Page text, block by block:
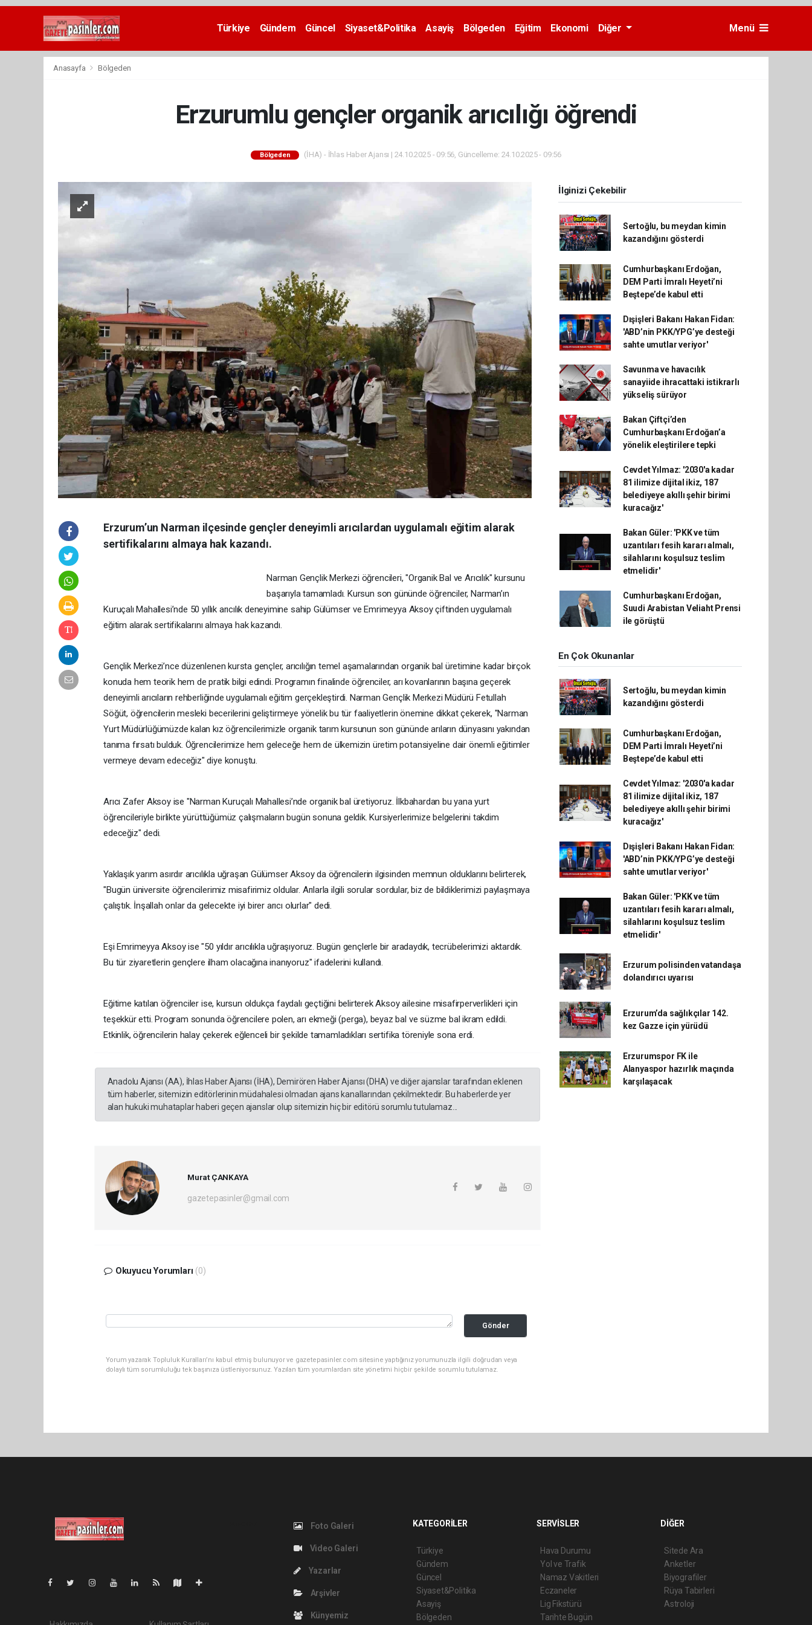
Deneme
Türkiye Gündem Güncel Siyaset&Politika Asayiş Bölgeden Eğitim Ekonomi Diğer Menü
Anasayfa Bölgeden
Erzurumlu gençler organik arıcılığı öğrendi
Bölgeden (İHA) - İhlas Haber Ajansı | 24.10.2025 - 09:56, Güncelleme: 24.10.2025 - 09:56
Erzurum’un Narman ilçesinde gençler deneyimli arıcılardan uygulamalı eğitim alarak
sertifikalarını almaya hak kazandı.
Narman Gençlik Merkezi öğrencileri, "Organik Bal ve Arıcılık" kursunu
başarıyla tamamladı. Kursun son gününde öğrenciler, Narman’ın
Kuruçalı Mahallesi’nde 50 yıllık arıcılık deneyimine sahip Gülümser ve Emrimeyya Aksoy çiftinden uygulamalı
eğitim alarak sertifikalarını almaya hak kazandı.
Gençlik Merkezi’nce düzenlenen kursta gençler, arıcılığın temel aşamalarından organik bal üretimine kadar birçok
konuda hem teorik hem de pratik bilgi edindi. Programın finalinde öğrenciler, arı kovanlarının başına geçerek
deneyimli arıcıların rehberliğinde uygulamalı eğitim gerçekleştirdi. Narman Gençlik Merkezi Müdürü Fetullah
Söğüt, öğrencilerin mesleki becerilerini geliştirmeye yönelik bu tür faaliyetlerin önemine dikkat çekerek, "Narman
Yurt Müdürlüğümüzde kalan kız öğrencilerimizle organik tarım kursunun son gününde arıların dünyasını yakından
tanıma fırsatı bulduk. Öğrencilerimize hem geleceğe hem de ülkemizin üretim potansiyeline dair önemli eğitimler
vermeye devam edeceğiz" diye konuştu.
Arıcı Zafer Aksoy ise "Narman Kuruçalı Mahallesi’nde organik bal üretiyoruz. İlkbahardan bu yana yurt
öğrencileriyle birlikte yürüttüğümüz çalışmaların bugün sonuna geldik. Kursiyerlerimize belgelerini takdim
edeceğiz" dedi.
Yaklaşık yarım asırdır arıcılıkla uğraşan Gülümser Aksoy da öğrencilerin ilgisinden memnun olduklarını belirterek,
"Bugün üniversite öğrencilerimiz misafirimiz oldular. Arılarla ilgili sorular sordular, biz de bildiklerimizi paylaşmaya
çalıştık. İnşallah onlar da gelecekte iyi birer arıcı olurlar" dedi.
Eşi Emrimeyya Aksoy ise "50 yıldır arıcılıkla uğraşıyoruz. Bugün gençlerle bir aradaydık, tecrübelerimizi aktardık.
Bu tür ziyaretlerin gençlere ilham olacağına inanıyoruz" ifadelerini kullandı.
Eğitime katılan öğrenciler ise, kursun oldukça faydalı geçtiğini belirterek Aksoy ailesine misafirperverlikleri için
teşekkür etti. Program sonunda öğrencilere polen, arı ekmeği (perga), beyaz bal ve süzme bal ikram edildi.
Etkinlik, öğrencilerin halay çekerek eğlenceli bir şekilde tamamladıkları sertifika töreniyle sona erdi.
Anadolu Ajansı (AA), İhlas Haber Ajansı (İHA), Demirören Haber Ajansı (DHA) ve diğer ajanslar tarafından eklenen
tüm haberler, sitemizin editörlerinin müdahalesi olmadan ajans kanallarından çekilmektedir. Bu haberlerde yer
alan hukuki muhataplar haberi geçen ajanslar olup sitemizin hiç bir editörü sorumlu tutulamaz...
Murat ÇANKAYA
gazetepasinler@gmail.com
Okuyucu Yorumları (0)
Gönder
Yorum yazarak Topluluk Kuralları’nı kabul etmiş bulunuyor ve gazetepasinler.com sitesine yaptığınız yorumunuzla ilgili doğrudan veya
dolaylı tüm sorumluluğu tek başınıza üstleniyorsunuz. Yazılan tüm yorumlardan site yönetimi hiçbir şekilde sorumlu tutulamaz.
İlginizi Çekebilir
Sertoğlu, bu meydan kimin
kazandığını gösterdi
Cumhurbaşkanı Erdoğan,
DEM Parti İmralı Heyeti’ni
Beştepe’de kabul etti
Dışişleri Bakanı Hakan Fidan:
'ABD’nin PKK/YPG’ye desteği
sahte umutlar veriyor'
Savunma ve havacılık
sanayiide ihracattaki istikrarlı
yükseliş sürüyor
Bakan Çiftçi’den
Cumhurbaşkanı Erdoğan’a
yönelik eleştirilere tepki
Cevdet Yılmaz: '2030'a kadar
81 ilimize dijital ikiz, 187
belediyeye akıllı şehir birimi
kuracağız'
Bakan Güler: 'PKK ve tüm
uzantıları fesih kararı almalı,
silahlarını koşulsuz teslim
etmelidir'
Cumhurbaşkanı Erdoğan,
Suudi Arabistan Veliaht Prensi
ile görüştü
En Çok Okunanlar
Sertoğlu, bu meydan kimin
kazandığını gösterdi
Cumhurbaşkanı Erdoğan,
DEM Parti İmralı Heyeti’ni
Beştepe’de kabul etti
Cevdet Yılmaz: '2030'a kadar
81 ilimize dijital ikiz, 187
belediyeye akıllı şehir birimi
kuracağız'
Dışişleri Bakanı Hakan Fidan:
'ABD’nin PKK/YPG’ye desteği
sahte umutlar veriyor'
Bakan Güler: 'PKK ve tüm
uzantıları fesih kararı almalı,
silahlarını koşulsuz teslim
etmelidir'
Erzurum polisinden vatandaşa
dolandırıcı uyarısı
Erzurum’da sağlıkçılar 142.
kez Gazze için yürüdü
Erzurumspor FK ile
Alanyaspor hazırlık maçında
karşılaşacak
Foto Galeri
Video Galeri
Yazarlar
Arşivler
Künyemiz
KATEGORİLER
Türkiye
Gündem
Güncel
Siyaset&Politika
Asayiş
Bölgeden
SERVİSLER
Hava Durumu
Yol ve Trafik
Namaz Vakitleri
Eczaneler
Lig Fikstürü
Tarihte Bugün
DİĞER
Sitede Ara
Anketler
Biyografiler
Rüya Tabirleri
Astroloji